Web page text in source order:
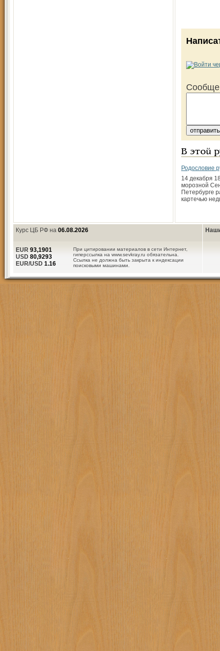
В этой
Родословие
14 декабря
морозной
Петербурге
картечью
Курс ЦБ РФ на 06.08.2026
При цитировании материалов в сети Интернет,
гиперссылка на www.sevkray.ru обязательна.
Ссылка не должна быть закрыта к индексации
поисковыми машинами.
EUR 93,1901
USD 80,9293
EUR/USD 1.16